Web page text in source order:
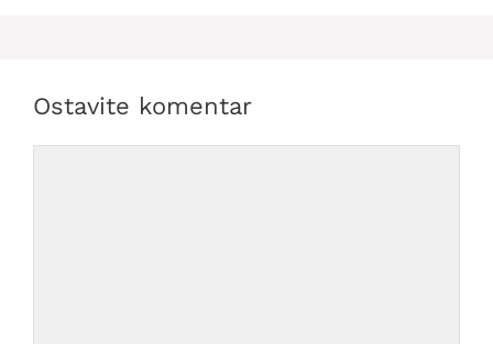
Ostavite komentar